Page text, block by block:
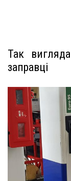
Так
заправці